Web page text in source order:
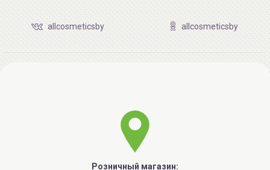
allcosmeticsby allcosmeticsby
Розничный магазин: